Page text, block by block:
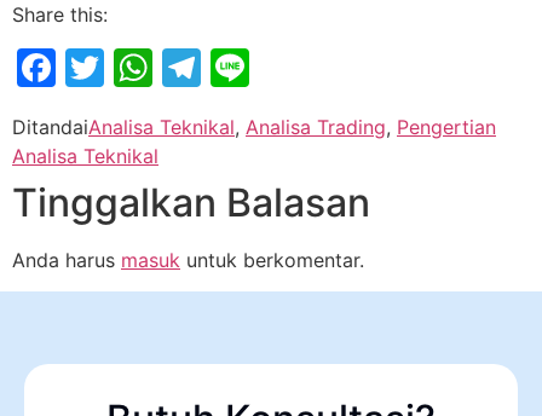
Share this:
Facebook
Twitter
WhatsApp
Telegram
DitandaiAnalisa Teknikal, Analisa Trading, Pengertian
Analisa Teknikal
Tinggalkan Balasan
Anda harus masuk untuk berkomentar.